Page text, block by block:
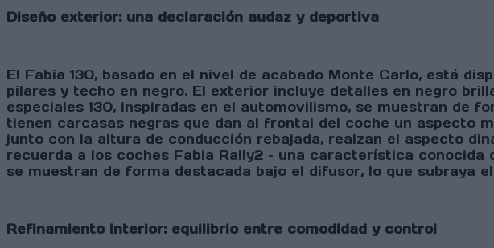
Diseño exterior: una declaración audaz y deportiva
El Fabia 130, basado en el nivel de acabado Monte Carlo, está
pilares y techo en negro. El exterior incluye detalles en negro
especiales 130, inspiradas en el automovilismo, se muestran de
tienen carcasas negras que dan al frontal del coche un aspecto
junto con la altura de conducción rebajada, realzan el aspecto
recuerda a los coches Fabia Rally2 – una característica
se muestran de forma destacada bajo el difusor, lo que subraya
Refinamiento interior: equilibrio entre comodidad y control